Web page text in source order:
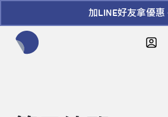
加LINE好友拿優惠